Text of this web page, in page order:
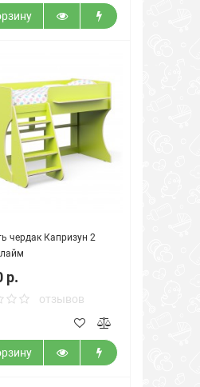
чердак Капризун 2
р.
отзывов